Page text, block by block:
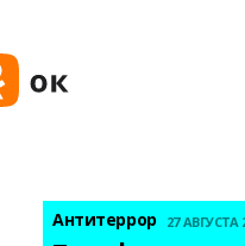
Антитеррор 27 АВГУСТА